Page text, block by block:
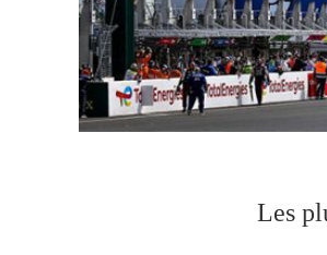
Les